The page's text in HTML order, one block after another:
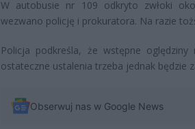
W autobusie nr 109 odkryto zwłoki
wezwano policję i prokuratora. Na razie
Policja podkreśla, że wstępne oględziny
ostateczne ustalenia trzeba jednak będzie
Obserwuj nas w Google News